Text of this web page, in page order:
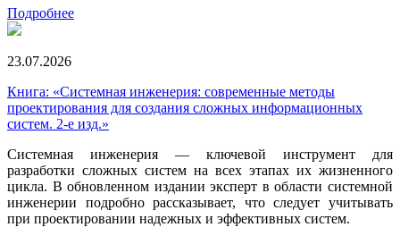
Подробнее
23.07.2026
Книга: «Системная инженерия: современные методы
проектирования для создания сложных информационных
систем. 2-е изд.»
Системная инженерия — ключевой инструмент для
разработки сложных систем на всех этапах их жизненного
цикла. В обновленном издании эксперт в области системной
инженерии подробно рассказывает, что следует учитывать
при проектировании надежных и эффективных систем.